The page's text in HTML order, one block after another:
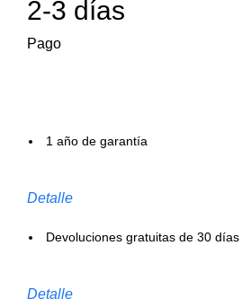
2-3 días
Pago
1 año de garantía
Detalle
Devoluciones gratuitas de 30 días
Detalle